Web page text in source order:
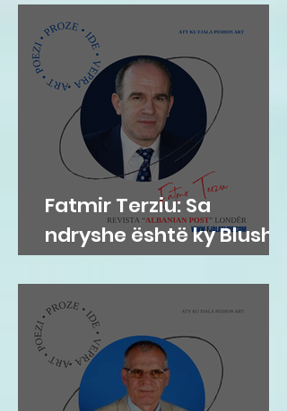
Fatmir Terziu: Sa
ndryshe është ky Blushi
nga Blushi